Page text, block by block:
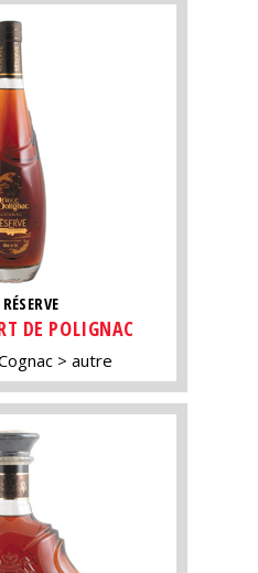
DE POLIGNAC
autre